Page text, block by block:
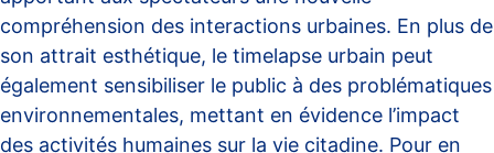
compréhension des interactions urbaines. En plus de
son attrait esthétique, le timelapse urbain peut
également sensibiliser le public à des problématiques
environnementales, mettant en évidence l’impact
des activités humaines sur la vie citadine. Pour en